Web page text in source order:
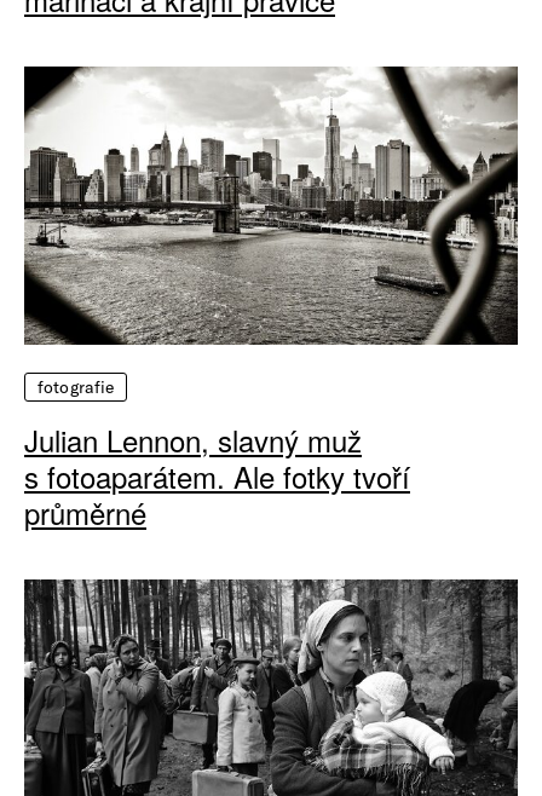
fotografie
Julian Lennon, slavný muž
s fotoaparátem. Ale fotky tvoří
průměrné